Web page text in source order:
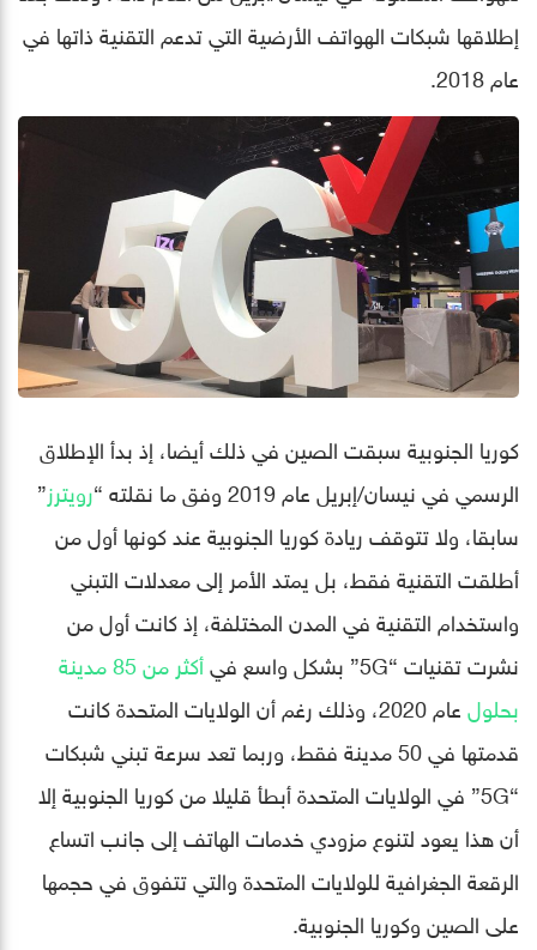
إطلاقها شبكات الهواتف الأرضية التي تدعم التقنية ذاتها في
عام 2018.
كوريا الجنوبية سبقت الصين في ذلك أيضا، إذ بدأ الإطلاق
الرسمي في نيسان/إبريل عام 2019 وفق ما نقلته “
رويترز”
سابقا، ولا تتوقف ريادة كوريا الجنوبية عند كونها أول من
أطلقت التقنية فقط، بل يمتد الأمر إلى معدلات التبني
واستخدام التقنية في المدن المختلفة، إذ كانت أول من
نشرت تقنيات “5G” بشكل واسع في
أكثر من 85 مدينة
بحلول
عام 2020، وذلك رغم أن الولايات المتحدة كانت
قدمتها في 50 مدينة فقط، وربما تعد سرعة تبني شبكات
“5G” في الولايات المتحدة أبطأ قليلا من كوريا الجنوبية إلا
أن هذا يعود لتنوع مزودي خدمات الهاتف إلى جانب اتساع
الرقعة الجغرافية للولايات المتحدة والتي تتفوق في حجمها
على الصين وكوريا الجنوبية.